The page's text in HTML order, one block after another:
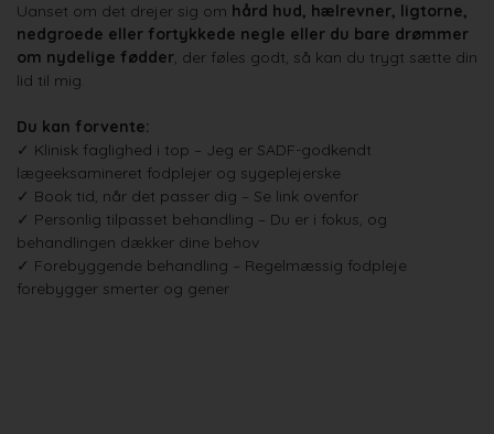
Uanset om det drejer sig om hård hud, hælrevner, ligtorne,
nedgroede eller fortykkede negle eller du bare drømmer
om nydelige fødder, der føles godt, så kan du trygt sætte din
lid til mig.
Du kan forvente:
✓ Klinisk faglighed i top – Jeg er SADF-godkendt
lægeeksamineret fodplejer og sygeplejerske
✓ Book tid, når det passer dig – Se link ovenfor
✓ Personlig tilpasset behandling – Du er i fokus, og
behandlingen dækker dine behov
✓ Forebyggende behandling – Regelmæssig fodpleje
forebygger smerter og gener